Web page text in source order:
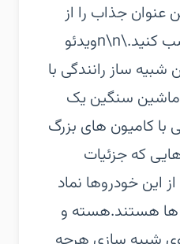
عنوان جذاب را از
مایکت برای اندروید نصب کنید.\n\nویدئو
شبیه ساز رانندگی با
ماشین سنگین یک
با کامیون های بزرگ
که جزئیات
این خودروها نماد
هستند.هسته و